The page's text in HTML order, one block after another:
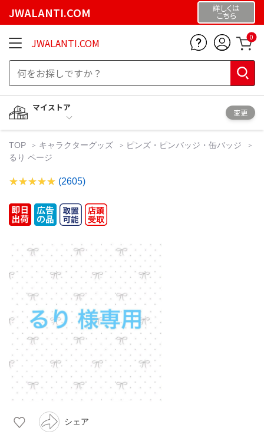
JWALANTI.COM 詳しくは
こちら
JWALANTI.COM 0
マイストア
変更
TOP キャラクターグッズ
ピンズ・ピンバッジ・缶バッジ
るり ページ
(2605)
シェア